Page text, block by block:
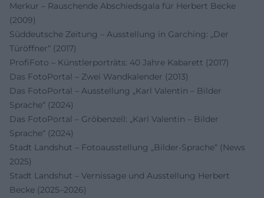
Merkur – Rauschende Abschiedsgala für Herbert Becke
(2009)
Süddeutsche Zeitung – Ausstellung in Garching: „Der
Türöffner“ (2017)
ProfiFoto – Künstlerporträts: 40 Jahre Kabarett (2017)
Das FotoPortal – Zwei Wandkalender (2013)
Das FotoPortal – Ausstellung „Karl Valentin – Bilder
Sprache“ (2024)
Das FotoPortal – Gröbenzell: „Karl Valentin – Bilder
Sprache“ (2024)
Stadt Landshut – Fotoausstellung „Bilder-Sprache“ (News
2025)
Stadt Landshut – Vernissage und Ausstellung Herbert
Becke (2025–2026)